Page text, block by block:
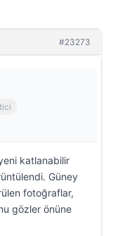
#23273
katlanabilir
Güney
fotoğraflar,
gözler önüne